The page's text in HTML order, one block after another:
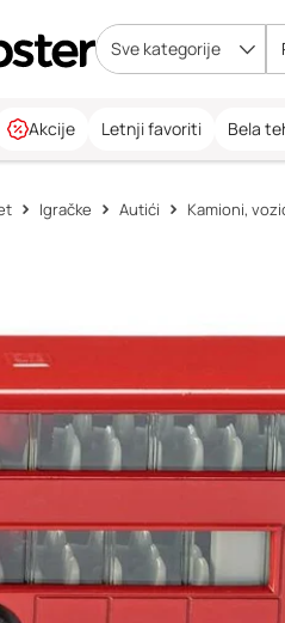
Sve kategorije
Akcije Letnji favoriti Bela
Igračke Autići Kamioni,